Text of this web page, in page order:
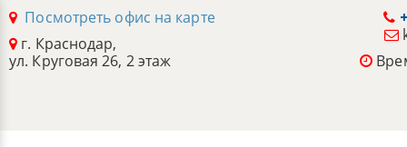
Посмотреть офис на карте
г. Краснодар,
ул. Круговая 26, 2 этаж